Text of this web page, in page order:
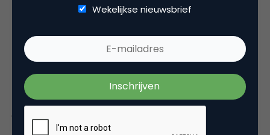
Mensen voelen vaak de extra uitdaging om te
visie. Maar in plaats van de principes als extra werk
te zien, kun je het beter beschouwen als het model
waar alles doorheen stroomt. Door te starten met
kleine purpose gerichte stappen zorg je ervoor dat
je een volgende iets grotere actie kunt plannen. Op
die manier kom je steeds een stap dichter bij
Wekelijkse nieuwsbrief